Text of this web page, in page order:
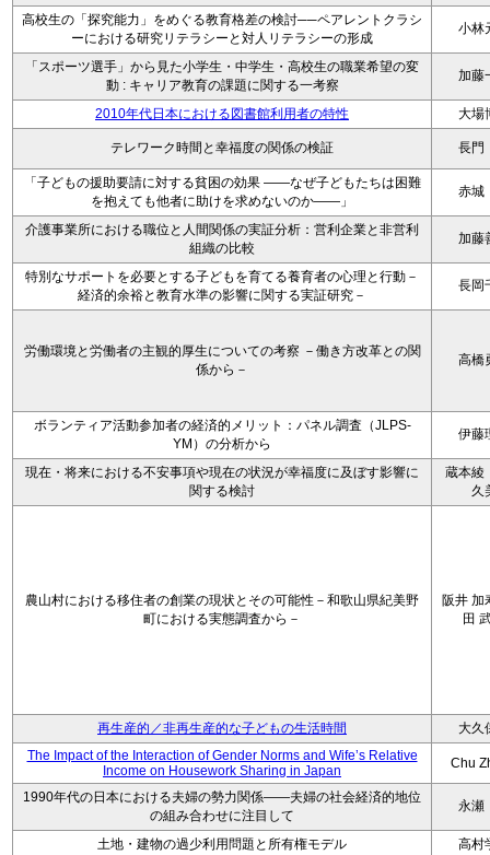
高校生の「探究能力」をめぐる教育格差の検討──ペアレントクラシ
ーにおける研究リテラシーと対人リテラシーの形成
小林
「スポーツ選手」から見た小学生・中学生・高校生の職業希望の変
動 : キャリア教育の課題に関する一考察
加藤
2010年代日本における図書館利用者の特性 大場
テレワーク時間と幸福度の関係の検証 長
「子どもの援助要請に対する貧困の効果 ――なぜ子どもたちは困難
を抱えても他者に助けを求めないのか――」
赤
介護事業所における職位と人間関係の実証分析：営利企業と非営利
組織の比較
加藤
特別なサポートを必要とする子どもを育てる養育者の心理と行動－
経済的余裕と教育水準の影響に関する実証研究－
長岡
労働環境と労働者の主観的厚生についての考察 －働き方改革との関
係から－
高橋
ボランティア活動参加者の経済的メリット：パネル調査（JLPS-
YM）の分析から
伊藤
現在・将来における不安事項や現在の状況が幸福度に及ぼす影響に
関する検討
蔵本綾
久
農山村における移住者の創業の現状とその可能性－和歌山県紀美野
町における実態調査から－
阪井 加
田
再生産的／非再生産的な子どもの生活時間
大久
The Impact of the Interaction of Gender Norms and Wife’s Relative
Income on Housework Sharing in Japan
Chu
1990年代の日本における夫婦の勢力関係――夫婦の社会経済的地位
の組み合わせに注目して
永
土地・建物の過少利用問題と所有権モデル 高村